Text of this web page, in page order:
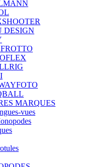
DESIGN
MARQUES
vues